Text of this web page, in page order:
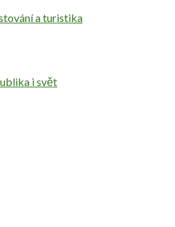
a turistika